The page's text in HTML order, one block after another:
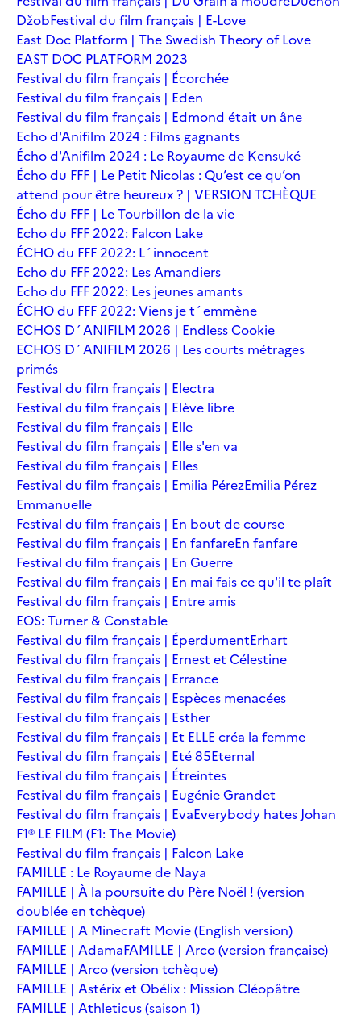
DžobFestival du film français | E-Love
East Doc Platform | The Swedish Theory of Love
EAST DOC PLATFORM 2023
Festival du film français | Écorchée
Festival du film français | Eden
Festival du film français | Edmond était un âne
Echo d'Anifilm 2024 : Films gagnants
Écho d'Anifilm 2024 : Le Royaume de Kensuké
Écho du FFF | Le Petit Nicolas : Qu’est ce qu’on
attend pour être heureux ? | VERSION TCHÈQUE
Écho du FFF | Le Tourbillon de la vie
Echo du FFF 2022: Falcon Lake
ÉCHO du FFF 2022: L´innocent
Echo du FFF 2022: Les Amandiers
Echo du FFF 2022: Les jeunes amants
ÉCHO du FFF 2022: Viens je t´emmène
ECHOS D´ANIFILM 2026 | Endless Cookie
ECHOS D´ANIFILM 2026 | Les courts métrages
primés
Festival du film français | Electra
Festival du film français | Elève libre
Festival du film français | Elle
Festival du film français | Elle s'en va
Festival du film français | Elles
Festival du film français | Emilia PérezEmilia Pérez
Emmanuelle
Festival du film français | En bout de course
Festival du film français | En fanfareEn fanfare
Festival du film français | En Guerre
Festival du film français | En mai fais ce qu'il te plaît
Festival du film français | Entre amis
EOS: Turner & Constable
Festival du film français | ÉperdumentErhart
Festival du film français | Ernest et Célestine
Festival du film français | Errance
Festival du film français | Espèces menacées
Festival du film français | Esther
Festival du film français | Et ELLE créa la femme
Festival du film français | Eté 85Eternal
Festival du film français | Étreintes
Festival du film français | Eugénie Grandet
Festival du film français | EvaEverybody hates Johan
F1® LE FILM (F1: The Movie)
Festival du film français | Falcon Lake
FAMILLE : Le Royaume de Naya
FAMILLE | À la poursuite du Père Noël ! (version
doublée en tchèque)
FAMILLE | A Minecraft Movie (English version)
FAMILLE | AdamaFAMILLE | Arco (version française)
FAMILLE | Arco (version tchèque)
FAMILLE | Astérix et Obélix : Mission Cléopâtre
FAMILLE | Athleticus (saison 1)